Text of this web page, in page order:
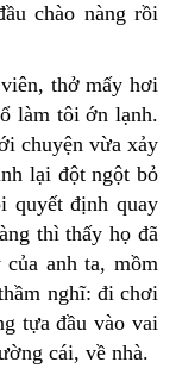
chào nàng rồi
thở mấy hơi
làm tôi ớn lạnh.
chuyện vừa xảy
lại đột ngột bỏ
quyết định quay
thì thấy họ đã
anh ta, mồm
nghĩ: đi chơi
tựa đầu vào vai
cái, về nhà.